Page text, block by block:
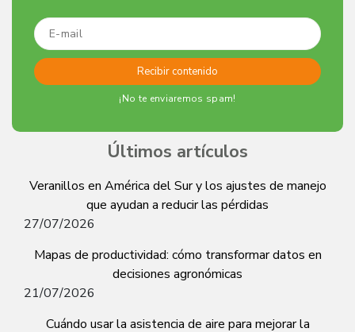
¡No te enviaremos spam!
Últimos artículos
Veranillos en América del Sur y los ajustes de manejo
que ayudan a reducir las pérdidas
27/07/2026
Mapas de productividad: cómo transformar datos en
decisiones agronómicas
21/07/2026
Cuándo usar la asistencia de aire para mejorar la